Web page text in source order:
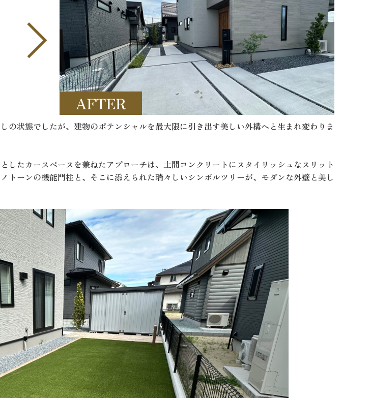
状態でしたが、建物のポテンシャルを最大限に引き出す美しい外構へと生まれ変わりま
たカースペースを兼ねたアプローチは、土間コンクリートにスタイリッシュなスリット
トーンの機能門柱と、そこに添えられた瑞々しいシンボルツリーが、モダンな外壁と美し